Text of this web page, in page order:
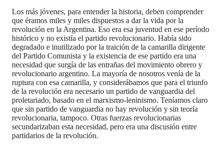
Los más jóvenes, para entender la historia, deben comprender
que éramos miles y miles dispuestos a dar la vida por la
revolución en la Argentina. Eso era esa juventud en ese período
histórico y no existía el partido revolucionario. Había sido
degradado e inutilizado por la traición de la camarilla dirigente
del Partido Comunista y la existencia de ese partido era una
necesidad que surgía de las entrañas del movimiento obrero y
revolucionario argentino. La mayoría de nosotros venía de la
ruptura con esa camarilla, y considerábamos que para el triunfo
de la revolución era necesario un partido de vanguardia del
proletariado, basado en el marxismo-leninismo. Teníamos claro
que sin partido de vanguardia no hay revolución y sin teoría
revolucionaria, tampoco. Otras fuerzas revolucionarias
secundarizaban esta necesidad, pero era una discusión entre
partidarios de la revolución.